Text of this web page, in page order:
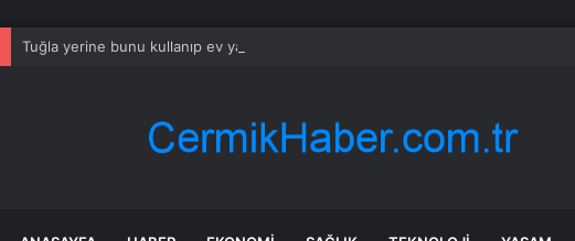
Tuğla yerine bunu kullanıp ev yaptı: Hem ucuz oldu hem dayanıklı